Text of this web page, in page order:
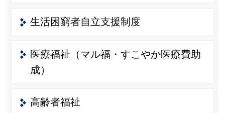
生活困窮者自立支援制度
医療福祉（マル福・すこやか医療費助
成）
高齢者福祉